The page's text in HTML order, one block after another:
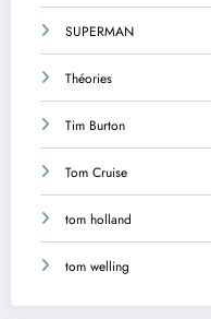
SUPERMAN
Théories
Tim Burton
Tom Cruise
tom holland
tom welling